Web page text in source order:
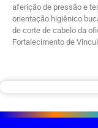
aferição de pressão e
orientação higiênico
de corte de cabelo da
Fortalecimento de